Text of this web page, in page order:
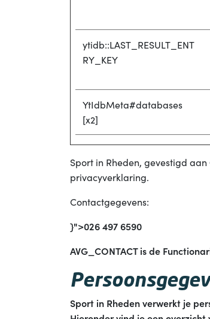
ytidb::LAST_RESULT_ENT
RY_KEY
YtIdbMeta#databases
[x2]
Sport in Rheden, gevestigd
privacyverklaring.
Contactgegevens:
}">026 497 6590
AVG_CONTACT is de
Sport in Rheden verwerkt je